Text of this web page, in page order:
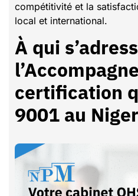
compétitivité et la
local et international.
À qui
certification
9001 au